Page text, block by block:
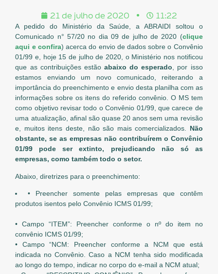
21 de julho de 2020 11:22
A pedido do Ministério da Saúde, a ABRAIDI soltou o
Comunicado n° 57/20 no dia 09 de julho de 2020 (clique
aqui e confira) acerca do envio de dados sobre o Convênio
01/99 e, hoje 15 de julho de 2020, o Ministério nos notificou
que as contribuições estão abaixo do esperado, por isso
estamos enviando um novo comunicado, reiterando a
importância do preenchimento e envio desta planilha com as
informações sobre os itens do referido convênio. O MS tem
como objetivo revisar todo o Convênio 01/99, que carece de
uma atualização, afinal são quase 20 anos sem uma revisão
e, muitos itens deste, não são mais comercializados. Não
obstante, se as empresas não contribuírem o Convênio
01/99 pode ser extinto, prejudicando não só as
empresas, como também todo o setor.
Abaixo, diretrizes para o preenchimento:
• Preencher somente pelas empresas que contêm
produtos isentos pelo Convênio ICMS 01/99;
• Campo “ITEM”: Preencher conforme o nº do item no
convênio ICMS 01/99;
• Campo “NCM: Preencher conforme a NCM que está
indicada no Convênio. Caso a NCM tenha sido modificada
ao longo do tempo, indicar no corpo do e-mail a NCM atual;